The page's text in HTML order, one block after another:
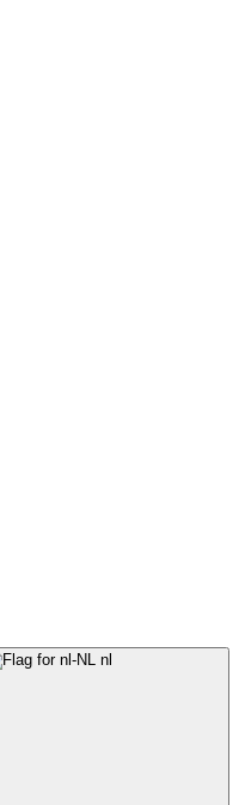
nl